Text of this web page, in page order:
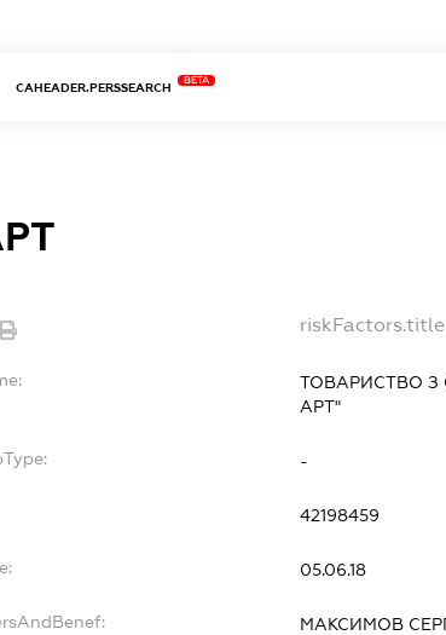
CAHEADER.PERSSEARCH
BETA
riskFactors.title
ТОВАРИСТВО З
АРТ"
-
42198459
05.06.18
МАКСИМОВ